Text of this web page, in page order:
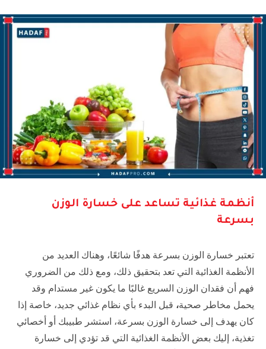
أنظمة غذائية تساعد على خسارة الوزن
بسرعة
تعتبر خسارة الوزن بسرعة هدفًا شائعًا، وهناك العديد من
الأنظمة الغذائية التي تعد بتحقيق ذلك، ومع ذلك من الضروري
فهم أن فقدان الوزن السريع غالبًا ما يكون غير مستدام وقد
يحمل مخاطر صحية، قبل البدء بأي نظام غذائي جديد، خاصة إذا
كان يهدف إلى خسارة الوزن بسرعة، استشر طبيبك أو أخصائي
تغذية، إليك بعض الأنظمة الغذائية التي قد تؤدي إلى خسارة